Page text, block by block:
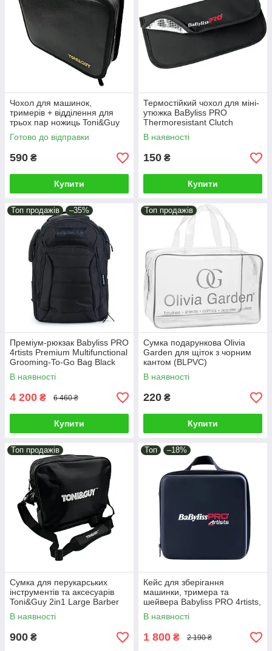
Чохол для машинок,
тримерів + відділення для
трьох пар ножиць Toni&Guy
Clipper Pouch 2in1 Black
(T&G-0005)
Готово до відправки
590 ₴
Купити
Термостійкий чохол для міні-
утюжка BaByliss PRO
Thermoresistant Clutch
(M3747E)
В наявності
150 ₴
Купити
Топ продажів –35%
Преміум-рюкзак Babyliss PRO
4rtists Premium Multifunctional
Grooming-To-Go Bag Black
(BBARB1PKCE)
В наявності
4 200 ₴ 6 460 ₴
Купити
Топ продажів
Сумка подарункова Olivia
Garden для щіток з чорним
кантом (BLPVC)
В наявності
220 ₴
Купити
Топ продажів
Сумка для перукарських
інструментів та аксесуарів
Toni&Guy 2in1 Large Barber
Bag Black (T&G-0003)
В наявності
900 ₴
Топ –18%
Кейс для зберігання
машинки, тримера та
шейвера Babyliss PRO 4rtists,
чорний (FXCFXCASE3E)
В наявності
1 800 ₴ 2 190 ₴